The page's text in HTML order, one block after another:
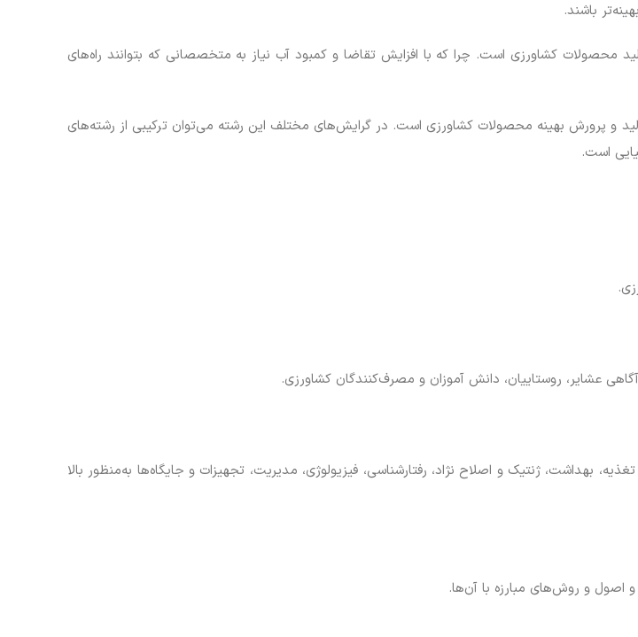
باشند.
محصولات کشاورزی است. چرا که با افزایش تقاضا و کمبود آب نیاز به متخصصانی که بتوانند راه‌های
و پرورش بهینه محصولات کشاورزی است. در گرایش‌های مختلف این رشته می‌توان ترکیبی از رشته‌های
است.
عشایر، روستاییان، دانش آموزان و مصرف‌کنندگان کشاورزی.
بهداشت، ژنتیک و اصلاح نژاد، رفتارشناسی، فیزیولوژی، مدیریت، تجهیزات و جایگاه‌ها به‌منظور بالا
اصول و روش‌های مبارزه با آن‌ها.